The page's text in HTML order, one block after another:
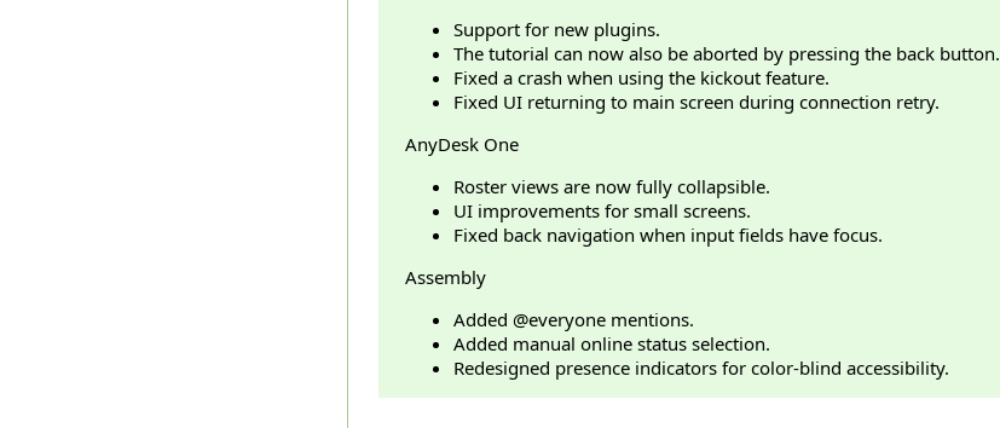
​Support for new plugins.
The tutorial can now also be aborted by pressing the back button.
Fixed a crash when using the kickout feature.
Fixed UI returning to main screen during connection retry.
AnyDesk One
​Roster views are now fully collapsible.
UI improvements for small screens.
Fixed back navigation when input fields have focus.
Assembly
​Added @everyone mentions.
Added manual online status selection.
Redesigned presence indicators for color-blind accessibility.